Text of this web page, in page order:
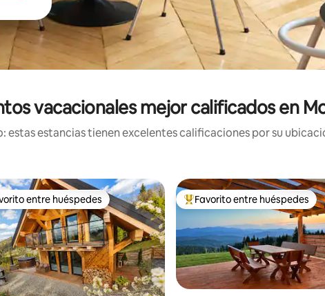
vacacionales mejor calificados en
estas estancias tienen excelentes calificaciones por su
mejores en Favorito entre huéspedes
entre huéspedes De los mejores en Favorito
Favorito entre huéspedes